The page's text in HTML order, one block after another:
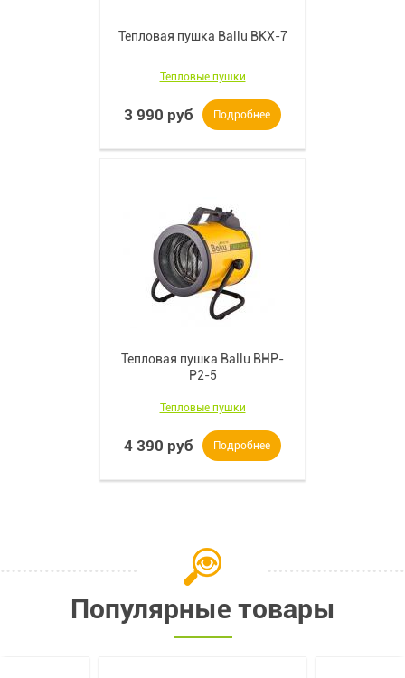
Тепловая пушка Ballu BKX-7
Тепловые пушки
3 990 руб Подробнее
Тепловая пушка Ballu BHP-
P2-5
Тепловые пушки
4 390 руб Подробнее
Популярные товары